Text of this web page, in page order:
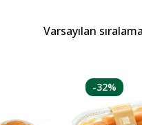
Varsayılan sıralama
-32%